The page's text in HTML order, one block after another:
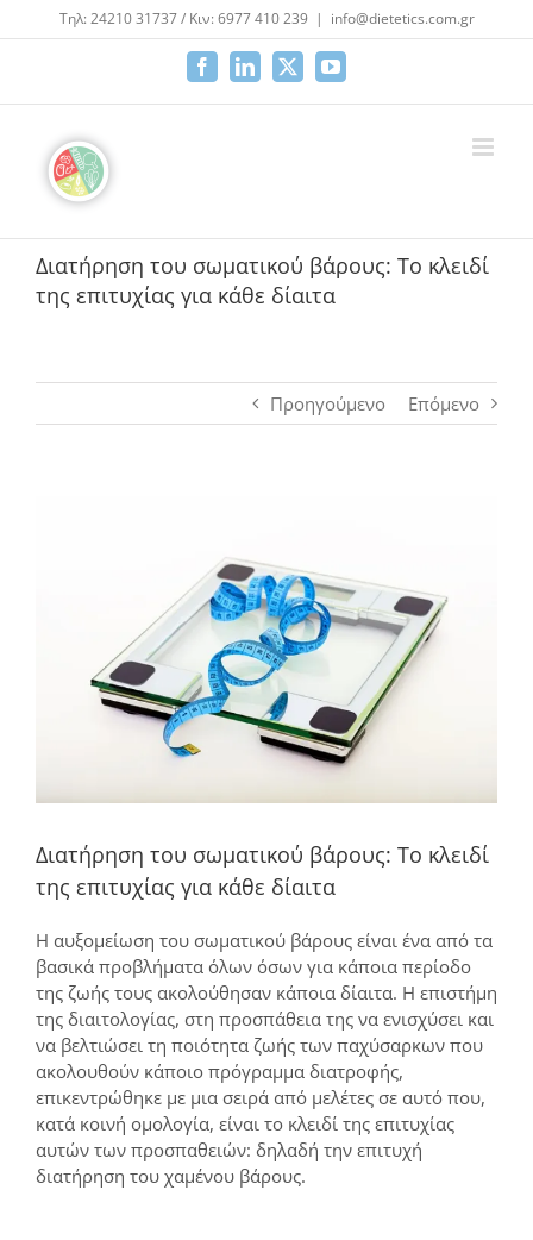
Μετάβαση
στο
Τηλ: 24210 31737 / Κιν: 6977 410 239 | info@dietetics.com.gr
FacebookLinkedIn
X YouTube
Διατήρηση του σωματικού βάρους: Το κλειδί
της επιτυχίας για κάθε δίαιτα
Προηγούμενο Επόμενο
Διατήρηση του σωματικού βάρους: Το κλειδί
της επιτυχίας για κάθε δίαιτα
Η αυξομείωση του σωματικού βάρους είναι ένα από τα
βασικά προβλήματα όλων όσων για κάποια περίοδο
της ζωής τους ακολούθησαν κάποια δίαιτα. Η επιστήμη
της διαιτολογίας, στη προσπάθεια της να ενισχύσει και
να βελτιώσει τη ποιότητα ζωής των παχύσαρκων που
ακολουθούν κάποιο πρόγραμμα διατροφής,
επικεντρώθηκε με μια σειρά από μελέτες σε αυτό που,
κατά κοινή ομολογία, είναι το κλειδί της επιτυχίας
αυτών των προσπαθειών: δηλαδή την επιτυχή
διατήρηση του χαμένου βάρους.